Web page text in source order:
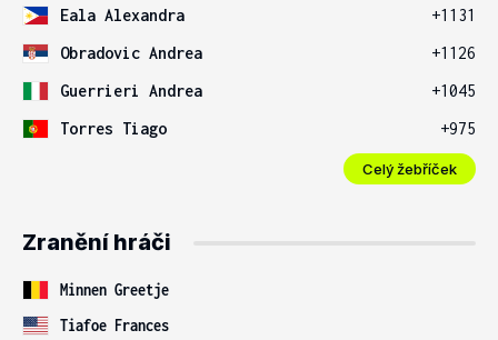
Eala Alexandra
+1131
Obradovic Andrea
+1126
Guerrieri Andrea
+1045
Torres Tiago
+975
Celý žebříček
Zranění hráči
Minnen Greetje
Tiafoe Frances